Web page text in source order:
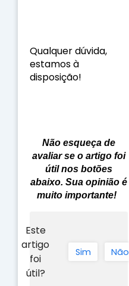
Qualquer dúvida,
estamos à
disposição!
Não esqueça de
avaliar se o artigo foi
útil nos botões
abaixo. Sua opinião é
muito importante!
Este
artigo
foi
útil?
Sim Não